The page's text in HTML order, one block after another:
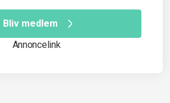
Bliv medlem
Annoncelink